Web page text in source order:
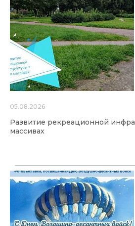
05.08.2026
Развитие рекреационной
массивах